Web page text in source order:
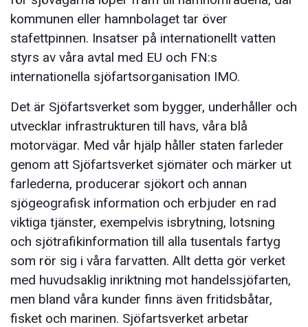
kommunen eller hamnbolaget tar över
stafettpinnen. Insatser på internationellt vatten
styrs av våra avtal med EU och FN:s
internationella sjöfartsorganisation IMO.
Det är Sjöfartsverket som bygger, underhåller och
utvecklar infrastrukturen till havs, våra blå
motorvägar. Med vår hjälp håller staten farleder
genom att Sjöfartsverket sjömäter och märker ut
farlederna, producerar sjökort och annan
sjögeografisk information och erbjuder en rad
viktiga tjänster, exempelvis isbrytning, lotsning
och sjötrafikinformation till alla tusentals fartyg
som rör sig i våra farvatten. Allt detta gör verket
med huvudsaklig inriktning mot handelssjöfarten,
men bland våra kunder finns även fritidsbåtar,
fisket och marinen. Sjöfartsverket arbetar